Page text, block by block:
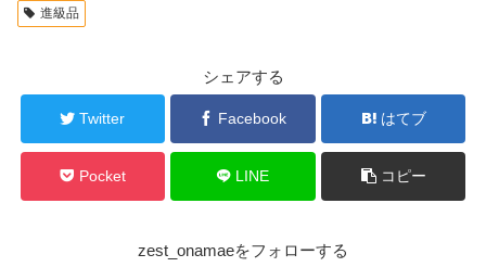
進級品
シェアする
Twitter Facebook はてブ
Pocket LINE コピー
zest_onamaeをフォローする